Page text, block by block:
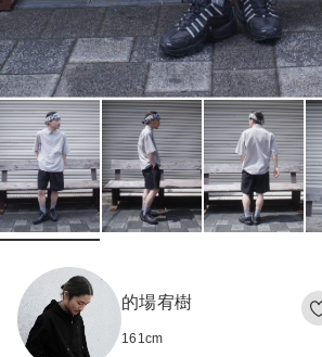
的場宥樹
161cm